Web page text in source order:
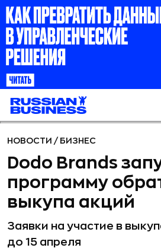
НОВОСТИ / БИЗНЕС
Dodo Brands
программу
выкупа акций
Заявки на участие в
до 15 апреля